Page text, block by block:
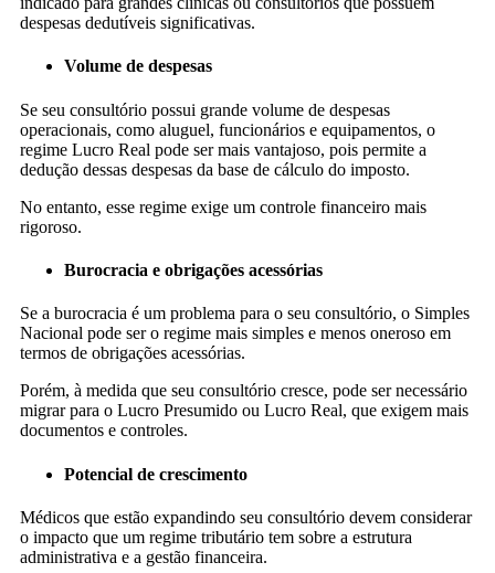
despesas dedutíveis significativas.
Volume de despesas
Se seu consultório possui grande volume de despesas
operacionais, como aluguel, funcionários e equipamentos, o
regime Lucro Real pode ser mais vantajoso, pois permite a
dedução dessas despesas da base de cálculo do imposto.
No entanto, esse regime exige um controle financeiro mais
rigoroso.
Burocracia e obrigações acessórias
Se a burocracia é um problema para o seu consultório, o Simples
Nacional pode ser o regime mais simples e menos oneroso em
termos de obrigações acessórias.
Porém, à medida que seu consultório cresce, pode ser necessário
migrar para o Lucro Presumido ou Lucro Real, que exigem mais
documentos e controles.
Potencial de crescimento
Médicos que estão expandindo seu consultório devem considerar
o impacto que um regime tributário tem sobre a estrutura
administrativa e a gestão financeira.